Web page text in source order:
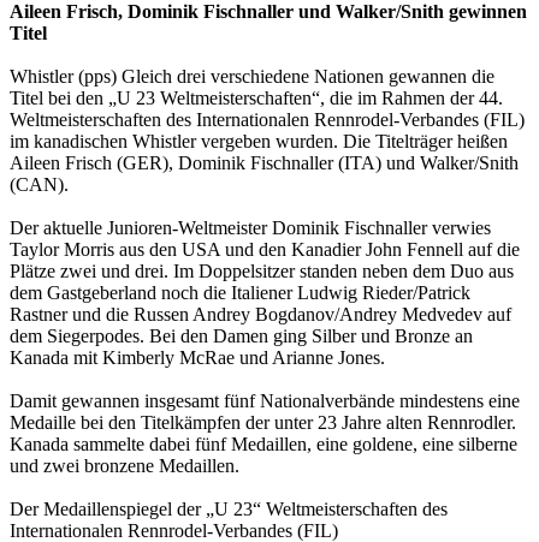
Aileen Frisch, Dominik Fischnaller und Walker/Snith gewinnen
Titel
Whistler (pps) Gleich drei verschiedene Nationen gewannen die
Titel bei den „U 23 Weltmeisterschaften“, die im Rahmen der 44.
Weltmeisterschaften des Internationalen Rennrodel-Verbandes (FIL)
im kanadischen Whistler vergeben wurden. Die Titelträger heißen
Aileen Frisch (GER), Dominik Fischnaller (ITA) und Walker/Snith
(CAN).
Der aktuelle Junioren-Weltmeister Dominik Fischnaller verwies
Taylor Morris aus den USA und den Kanadier John Fennell auf die
Plätze zwei und drei. Im Doppelsitzer standen neben dem Duo aus
dem Gastgeberland noch die Italiener Ludwig Rieder/Patrick
Rastner und die Russen Andrey Bogdanov/Andrey Medvedev auf
dem Siegerpodes. Bei den Damen ging Silber und Bronze an
Kanada mit Kimberly McRae und Arianne Jones.
Damit gewannen insgesamt fünf Nationalverbände mindestens eine
Medaille bei den Titelkämpfen der unter 23 Jahre alten Rennrodler.
Kanada sammelte dabei fünf Medaillen, eine goldene, eine silberne
und zwei bronzene Medaillen.
Der Medaillenspiegel der „U 23“ Weltmeisterschaften des
Internationalen Rennrodel-Verbandes (FIL)